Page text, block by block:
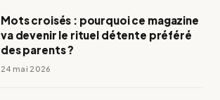
Mots croisés : pourquoi ce magazine
va devenir le rituel détente préféré
des parents ?
24 mai 2026